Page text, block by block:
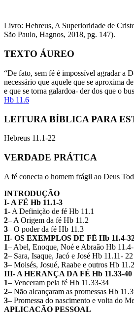
Livro: Hebreus, A Superioridade de
São Paulo, Hagnos, 2018, pg. 147).
TEXTO ÁUREO
“De fato, sem fé é impossível agradar a
necessário que aquele que se aproxima
e que se torna galardoa- der dos que o
Hb 11.6
LEITURA BÍBLICA PARA
Hebreus 11.1-22
VERDADE PRÁTICA
A fé conecta o homem frágil ao Deus
INTRODUÇÃO
I- A FÉ Hb 11.1-3
1- A Definição de fé Hb 11.1
2– A Origem da fé Hb 11.2
3– O poder da fé Hb 11.3
II- OS EXEMPLOS DE FÉ Hb 11.4-
1– Abel, Enoque, Noé e Abraão Hb
2– Sara, Isaque, Jacó e José Hb 11.11- 22
3– Moisés, Josué, Raabe e outros Hb
III- A HERANÇA DA FÉ Hb 11.33-40
1– Venceram pela fé Hb 11.33-34
2– Não alcançaram as promessas Hb
3– Promessa do nascimento e volta do
APLICAÇÃO PESSOAL